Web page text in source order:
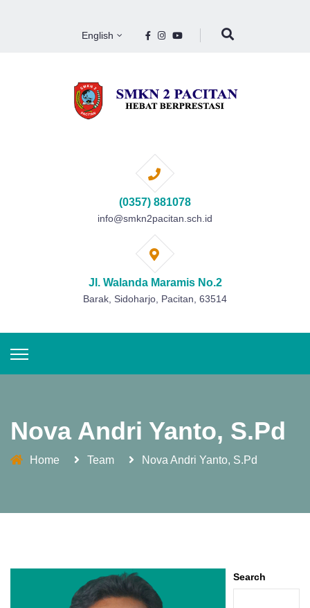
English
(0357) 881078
info@smkn2pacitan.sch.id
Jl. Walanda Maramis No.2
Barak, Sidoharjo, Pacitan, 63514
Nova Andri Yanto, S.Pd
Home Team Nova Andri Yanto, S.Pd
Search